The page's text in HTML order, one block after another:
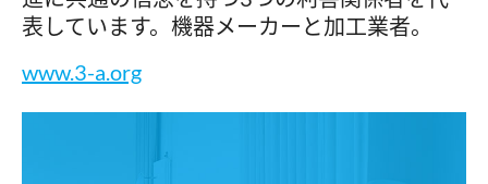
表しています。機器メーカーと加工業者。
www.3-a.org